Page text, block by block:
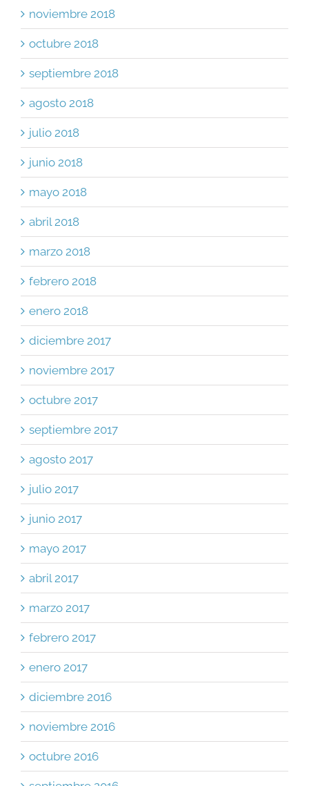
noviembre 2018
octubre 2018
septiembre 2018
agosto 2018
julio 2018
junio 2018
mayo 2018
abril 2018
marzo 2018
febrero 2018
enero 2018
diciembre 2017
noviembre 2017
octubre 2017
septiembre 2017
agosto 2017
julio 2017
junio 2017
mayo 2017
abril 2017
marzo 2017
febrero 2017
enero 2017
diciembre 2016
noviembre 2016
octubre 2016